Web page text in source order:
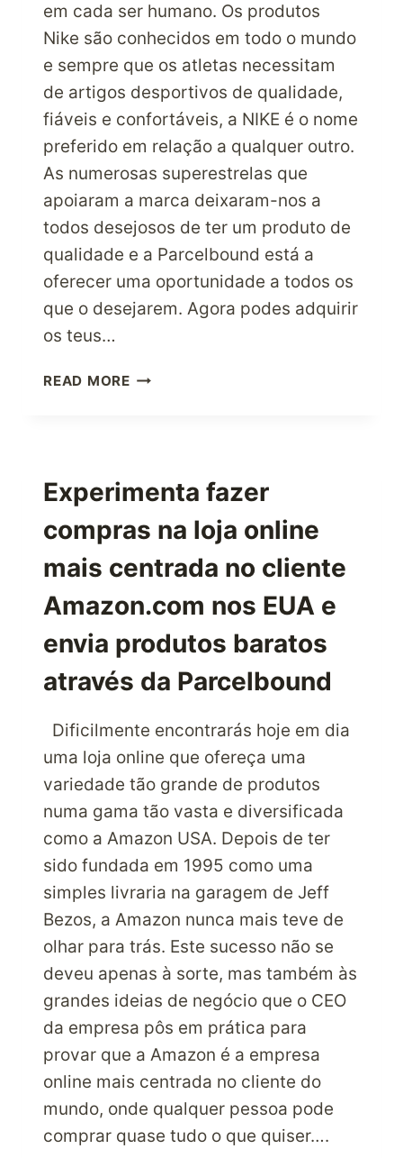
em cada ser humano. Os produtos
Nike são conhecidos em todo o mundo
e sempre que os atletas necessitam
de artigos desportivos de qualidade,
fiáveis e confortáveis, a NIKE é o nome
preferido em relação a qualquer outro.
As numerosas superestrelas que
apoiaram a marca deixaram-nos a
todos desejosos de ter um produto de
qualidade e a Parcelbound está a
oferecer uma oportunidade a todos os
que o desejarem. Agora podes adquirir
os teus…
READ MORECOMPRA
MELHOR
MARCA
DE
DESPORTIVA
EUA
Experimenta fazer
compras na loja online
mais centrada no cliente
Amazon.com nos EUA e
envia produtos baratos
através da Parcelbound
Dificilmente encontrarás hoje em dia
uma loja online que ofereça uma
variedade tão grande de produtos
numa gama tão vasta e diversificada
como a Amazon USA. Depois de ter
sido fundada em 1995 como uma
simples livraria na garagem de Jeff
Bezos, a Amazon nunca mais teve de
olhar para trás. Este sucesso não se
deveu apenas à sorte, mas também às
grandes ideias de negócio que o CEO
da empresa pôs em prática para
provar que a Amazon é a empresa
online mais centrada no cliente do
mundo, onde qualquer pessoa pode
comprar quase tudo o que quiser….